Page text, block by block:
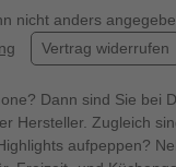
nicht anders
Vertrag widerrufen
Dann sind Sie bei
Hersteller. Zugleich
aufpeppen?